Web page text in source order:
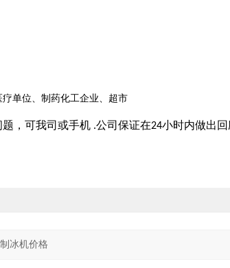
单位、制药化工企业、超市
，可我司 或手机 .公司保证在24小时内做出